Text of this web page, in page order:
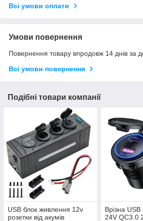
Всі умови оплати
Умови повернення
Повернення товару впродовж 14 днів за
Всі умови повернення
Подібні товари компанії
USB блок живлення 12v
розетки від акумів
Врізна
24V QC3.0